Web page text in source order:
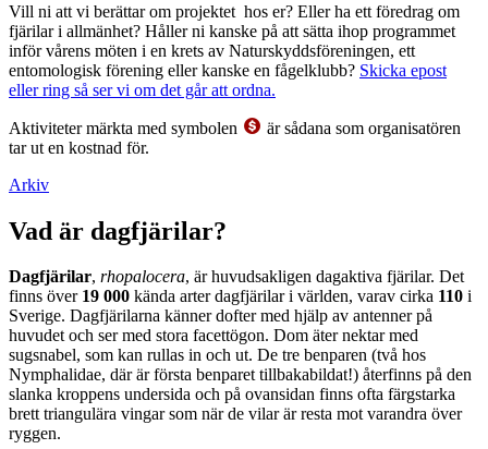
Vill ni att vi berättar om projektet hos er? Eller ha ett föredrag om
fjärilar i allmänhet? Håller ni kanske på att sätta ihop programmet
inför vårens möten i en krets av Naturskyddsföreningen, ett
entomologisk förening eller kanske en fågelklubb? Skicka epost
eller ring så ser vi om det går att ordna.
Aktiviteter märkta med symbolen
är sådana som organisatören
tar ut en kostnad för.
Arkiv
Vad är dagfjärilar?
Dagfjärilar, rhopalocera, är huvudsakligen dagaktiva fjärilar. Det
finns över 19 000 kända arter dagfjärilar i världen, varav cirka 110 i
Sverige. Dagfjärilarna känner dofter med hjälp av antenner på
huvudet och ser med stora facettögon. Dom äter nektar med
sugsnabel, som kan rullas in och ut. De tre benparen (två hos
Nymphalidae, där är första benparet tillbakabildat!) återfinns på den
slanka kroppens undersida och på ovansidan finns ofta färgstarka
brett triangulära vingar som när de vilar är resta mot varandra över
ryggen.